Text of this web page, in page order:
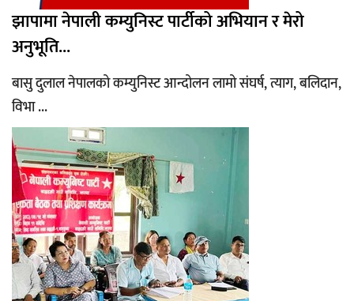
झापामा नेपाली कम्युनिस्ट पार्टीको अभियान र मेरो
अनुभूति...
बासु दुलाल नेपालको कम्युनिस्ट आन्दोलन लामो संघर्ष, त्याग, बलिदान,
विभा ...